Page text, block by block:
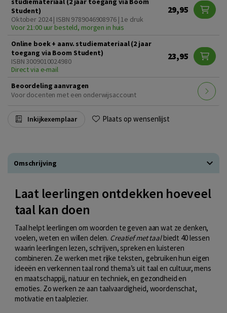
Student)
Oktober 2024 | ISBN 9789046908976 | 1e druk
Voor 21:00 uur besteld, morgen in huis
29,95
Online boek + aanv. studiemateriaal (2 jaar
toegang via Boom Student)
ISBN 3009010024980
Direct via e-mail
23,95
Beoordeling aanvragen
Voor docenten met een onderwijsaccount
Inkijkexemplaar Plaats op wensenlijst
Omschrijving
Laat leerlingen ontdekken hoeveel
taal kan doen
Taal helpt leerlingen om woorden te geven aan wat ze denken,
voelen, weten en willen delen. Creatief met taalbiedt 40 lessen
waarin leerlingen lezen, schrijven, spreken en luisteren
combineren. Ze werken met rijke teksten, gebruiken hun eigen
ideeën en verkennen taal rond thema’s uit taal en cultuur, mens
en maatschappij, natuur en techniek, en gezondheid en
emoties. Zo werken ze aan taalvaardigheid, woordenschat,
motivatie en taalplezier.